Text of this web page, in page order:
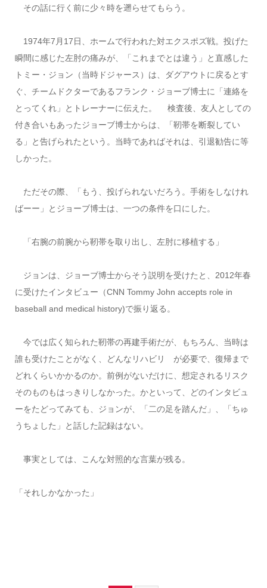
その話に行く前に少々時を遡らせてもらう。
1974年7月17日、ホームで行われた対エクスポズ戦。投げた
瞬間に感じた左肘の痛みが、「これまでとは違う」と直感した
トミー・ジョン（当時ドジャース）は、ダグアウトに戻るとす
ぐ、チームドクターであるフランク・ジョーブ博士に「連絡を
とってくれ」とトレーナーに伝えた。 検査後、友人としての
付き合いもあったジョーブ博士からは、「靭帯を断裂してい
る」と告げられたという。当時であればそれは、引退勧告に等
しかった。
ただその際、「もう、投げられないだろう。手術をしなけれ
ばーー」とジョーブ博士は、一つの条件を口にした。
「右腕の前腕から靭帯を取り出し、左肘に移植する」
ジョンは、ジョーブ博士からそう説明を受けたと、2012年春
に受けたインタビュー（CNN Tommy John accepts role in
baseball and medical history)で振り返る。
今では広く知られた靭帯の再建手術だが、もちろん、当時は
誰も受けたことがなく、どんなリハビリ が必要で、復帰まで
どれくらいかかるのか。前例がないだけに、想定されるリスク
そのものもはっきりしなかった。かといって、どのインタビュ
ーをたどってみても、ジョンが、「二の足を踏んだ」、「ちゅ
うちょした」と話した記録はない。
事実としては、こんな対照的な言葉が残る。
「それしかなかった」